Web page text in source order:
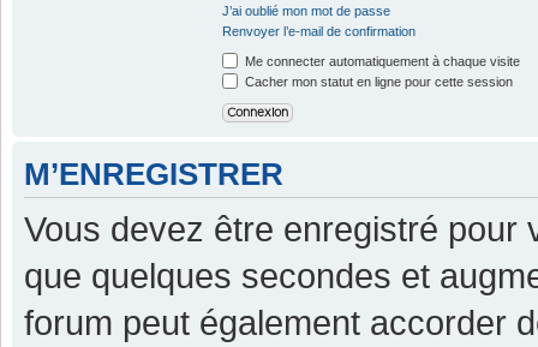
J’ai oublié mon mot de passe
Renvoyer l’e-mail de confirmation
Me connecter automatiquement à chaque visite
Cacher mon statut en ligne pour cette session
M’ENREGISTRER
Vous devez être enregistré pour
que quelques secondes et
forum peut également accorder